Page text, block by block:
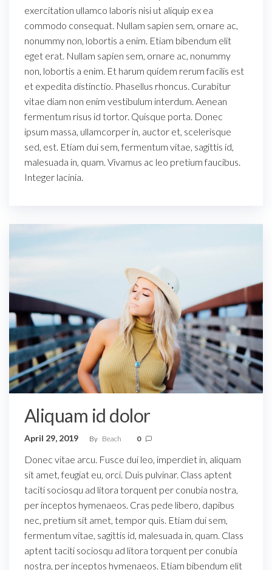
exercitation ullamco laboris nisi ut aliquip ex ea
commodo consequat. Nullam sapien sem, ornare ac,
nonummy non, lobortis a enim. Etiam bibendum elit
eget erat. Nullam sapien sem, ornare ac, nonummy
non, lobortis a enim. Et harum quidem rerum facilis est
et expedita distinctio. Phasellus rhoncus. Curabitur
vitae diam non enim vestibulum interdum. Aenean
fermentum risus id tortor. Quisque porta. Donec
ipsum massa, ullamcorper in, auctor et, scelerisque
sed, est. Etiam dui sem, fermentum vitae, sagittis id,
malesuada in, quam. Vivamus ac leo pretium faucibus.
Integer lacinia.
Aliquam id dolor
April 29, 2019 By Beach 0
Donec vitae arcu. Fusce dui leo, imperdiet in, aliquam
sit amet, feugiat eu, orci. Duis pulvinar. Class aptent
taciti sociosqu ad litora torquent per conubia nostra,
per inceptos hymenaeos. Cras pede libero, dapibus
nec, pretium sit amet, tempor quis. Etiam dui sem,
fermentum vitae, sagittis id, malesuada in, quam. Class
aptent taciti sociosqu ad litora torquent per conubia
nostra, per inceptos hymenaeos. Etiam bibendum elit